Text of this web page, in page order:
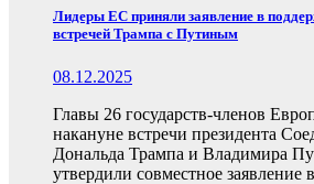
Лидеры ЕС приняли заявление в
встречей Трампа с Путиным
08.12.2025
Главы 26 государств-членов
накануне встречи президента
Дональда Трампа и Владимира
утвердили совместное